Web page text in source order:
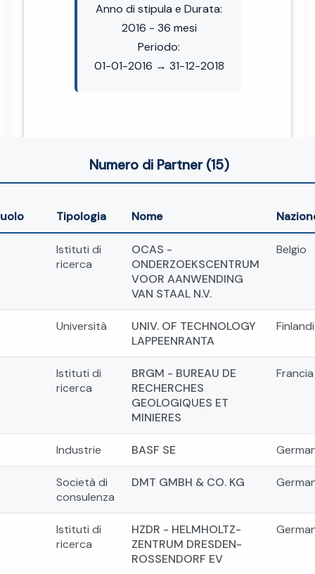
Anno di stipula e Durata:
2016 - 36 mesi
Periodo:
01-01-2016 → 31-12-2018
Numero di Partner (15)
Tipologia Nome
Istituti di
ricerca
OCAS -
ONDERZOEKSCENTRUM
VOOR AANWENDING
VAN STAAL N.V.
Belgio
Università
UNIV. OF TECHNOLOGY
LAPPEENRANTA
Istituti di
ricerca
BRGM - BUREAU DE
RECHERCHES
GEOLOGIQUES ET
MINIERES
Francia
Industrie BASF SE
Società di
consulenza
DMT GMBH & CO. KG
Istituti di
ricerca
HZDR - HELMHOLTZ-
ZENTRUM DRESDEN-
ROSSENDORF EV